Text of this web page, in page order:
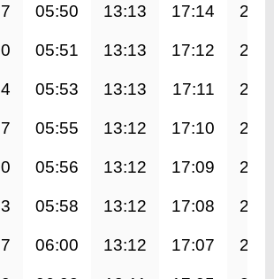
05:50 13:13 17:14
05:51 13:13 17:12
05:53 13:13 17:11
05:55 13:12 17:10
05:56 13:12 17:09
05:58 13:12 17:08
06:00 13:12 17:07